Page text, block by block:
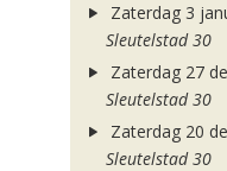
Zaterdag 3
Sleutelstad 30
Zaterdag 27
Sleutelstad 30
Zaterdag 20
Sleutelstad 30